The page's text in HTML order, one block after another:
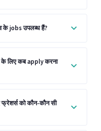
के jobs उपलब्ध हैं?
लिए कब apply करना
को कौन-कौन सी